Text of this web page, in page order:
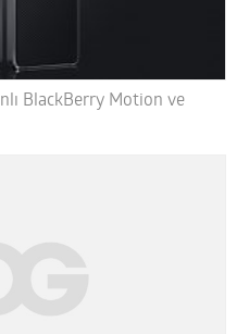
BlackBerry Motion ve